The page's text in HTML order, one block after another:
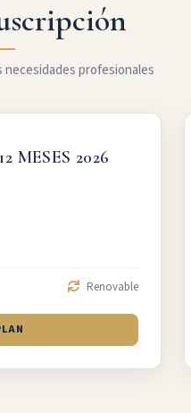
necesidades profesionales
MESES 2026
Renovable